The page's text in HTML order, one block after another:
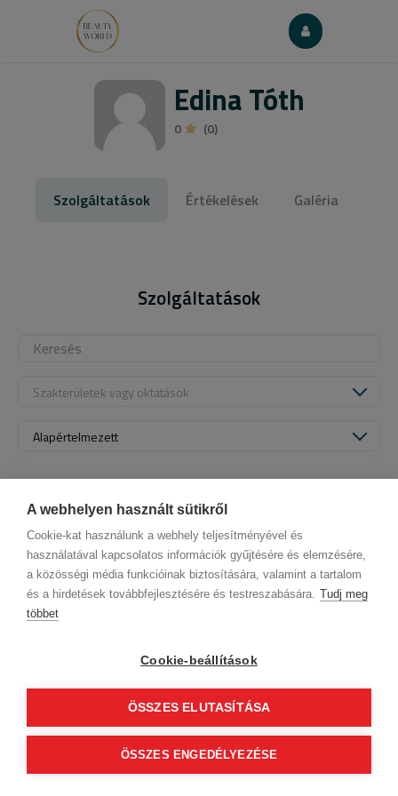
A webhelyen használt sütikről
Cookie-kat használunk a webhely teljesítményével és
használatával kapcsolatos információk gyűjtésére és elemzésére,
a közösségi média funkcióinak biztosítására, valamint a tartalom
és a hirdetések továbbfejlesztésére és testreszabására. Tudj meg
többet
Cookie-beállítások
ÖSSZES ELUTASÍTÁSA
ÖSSZES ENGEDÉLYEZÉSE
Edina Tóth
0 (0)
Szolgáltatások Értékelések Galéria
Szolgáltatások
Szakterületek vagy oktatások
Alapértelmezett
© 2012 Beauty World Net Kft. Minden jog fenntartva.